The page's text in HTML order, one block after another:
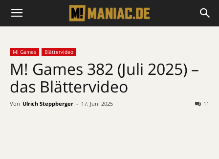
M! Games Blättervideo
M! Games 382 (Juli 2025) –
das Blättervideo
Von Ulrich Steppberger - 17. Juni 2025 11